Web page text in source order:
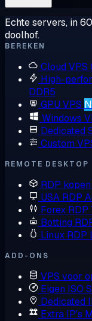
Echte servers, in
doolhof.
BEREKEN
Cloud VPS
High-
DDR5
GPU VPS
Windows
Dedicated
Custom
REMOTE DESKTOP
RDP kopen
USA RDP
Forex RDP
Botting
Linux RDP
ADD-ONS
VPS voor
Eigen ISO
Dedicated
Extra IP's